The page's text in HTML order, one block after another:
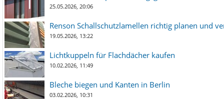
25.05.2026, 20:06
Renson Schallschutzlamellen richtig planen und
19.05.2026, 13:22
Lichtkuppeln für Flachdächer kaufen
10.02.2026, 11:49
Bleche biegen und Kanten in Berlin
03.02.2026, 10:31